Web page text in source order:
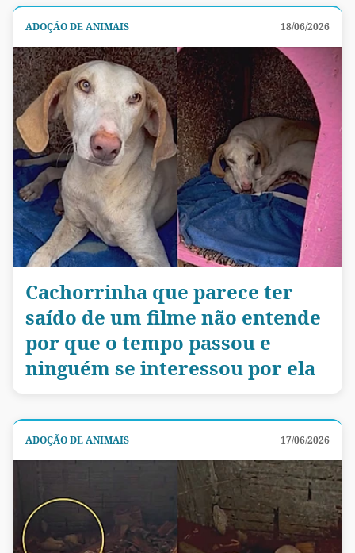
ADOÇÃO DE ANIMAIS 18/06/2026
Cachorrinha que parece ter
saído de um filme não entende
por que o tempo passou e
ninguém se interessou por ela
ADOÇÃO DE ANIMAIS 17/06/2026